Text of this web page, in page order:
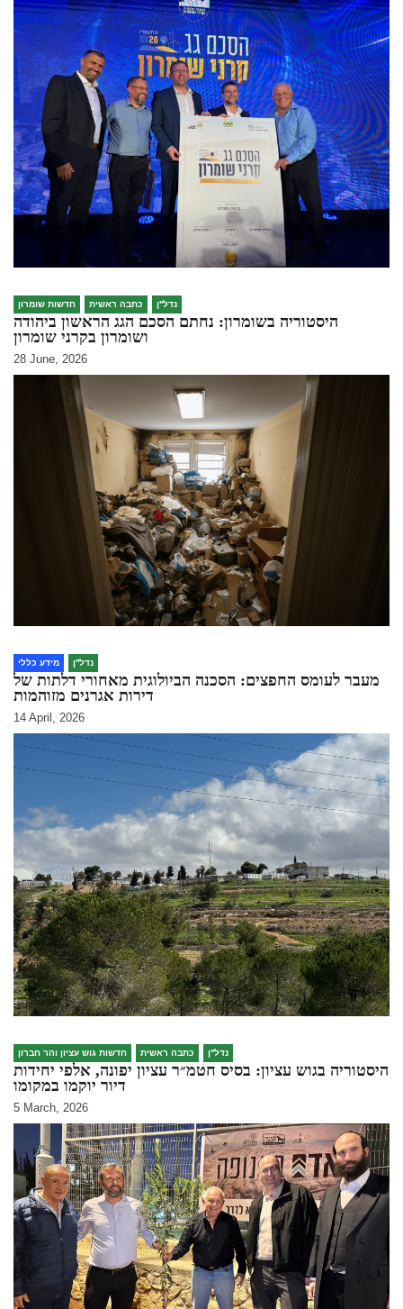
חדשות שומרון כתבה ראשית נדל''ן
היסטוריה בשומרון: נחתם הסכם הגג הראשון ביהודה
ושומרון בקרני שומרון
28 June, 2026
מידע כללי נדל''ן
מעבר לעומס החפצים: הסכנה הביולוגית מאחורי דלתות של
דירות אגרנים מזוהמות
14 April, 2026
חדשות גוש עציון והר חברון כתבה ראשית נדל''ן
היסטוריה בגוש עציון: בסיס חטמ״ר עציון יפונה, אלפי יחידות
דיור יוקמו במקומו
5 March, 2026